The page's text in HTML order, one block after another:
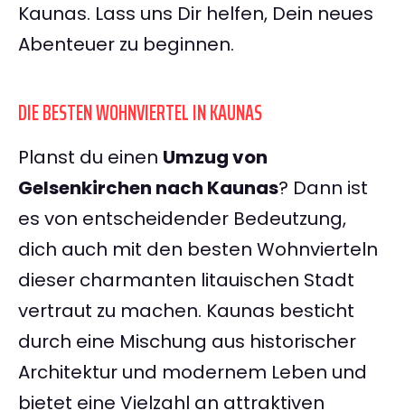
Kaunas. Lass uns Dir helfen, Dein neues
Abenteuer zu beginnen.
DIE BESTEN WOHNVIERTEL IN KAUNAS
Planst du einen Umzug von
Gelsenkirchen nach Kaunas? Dann ist
es von entscheidender Bedeutzung,
dich auch mit den besten Wohnvierteln
dieser charmanten litauischen Stadt
vertraut zu machen. Kaunas besticht
durch eine Mischung aus historischer
Architektur und modernem Leben und
bietet eine Vielzahl an attraktiven